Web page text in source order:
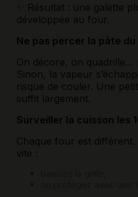
✨ Résultat : une galette
développée au four.
Ne pas percer la pâte du
On décore, on quadrille…
Sinon, la vapeur
risque de couler. Une
suffit largement.
Surveiller la cuisson les
Chaque four est
vite :